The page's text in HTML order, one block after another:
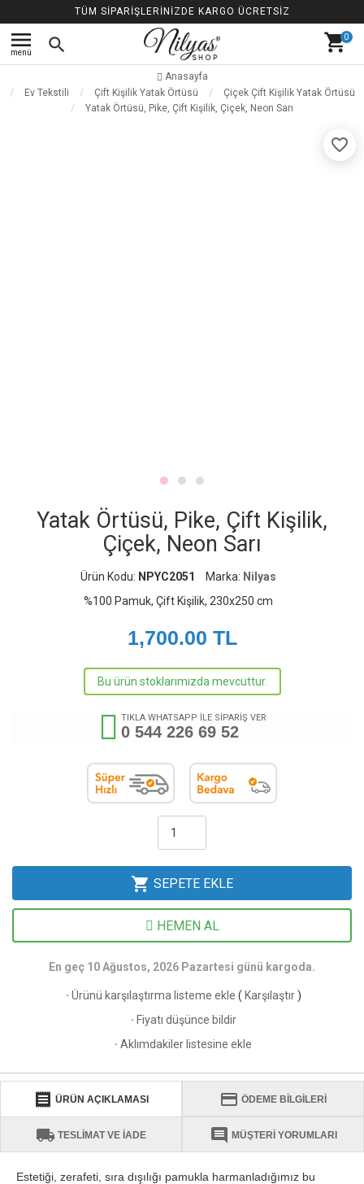
TÜM SİPARİŞLERİNİZDE KARGO ÜCRETSİZ
menu
menü search shopping_cart0
Anasayfa
Ev Tekstili
Çift Kişilik Yatak Örtüsü
Çiçek Çift Kişilik Yatak Örtüsü
Yatak Örtüsü, Pike, Çift Kişilik, Çiçek, Neon Sarı
favorite_border
Yatak Örtüsü, Pike, Çift Kişilik,
Çiçek, Neon Sarı
Ürün Kodu: NPYC2051 Marka: Nilyas
%100 Pamuk, Çift Kişilik, 230x250 cm
1,700.00 TL
Bu ürün stoklarımızda mevcuttur.
TIKLA WHATSAPP İLE SİPARİŞ VER
0 544 226 69 52
shopping_cart SEPETE EKLE
HEMEN AL
En geç 10 Ağustos, 2026 Pazartesi günü kargoda.
· Ürünü karşılaştırma listeme ekle ( Karşılaştır)
· Fiyatı düşünce bildir
· Aklımdakiler listesine ekle
receipt ÜRÜN AÇIKLAMASI credit_card ÖDEME BİLGİLERİ
local_shipping TESLİMAT VE İADE comment MÜŞTERİ YORUMLARI
Estetiği, zerafeti, sıra dışılığı pamukla harmanladığımız bu